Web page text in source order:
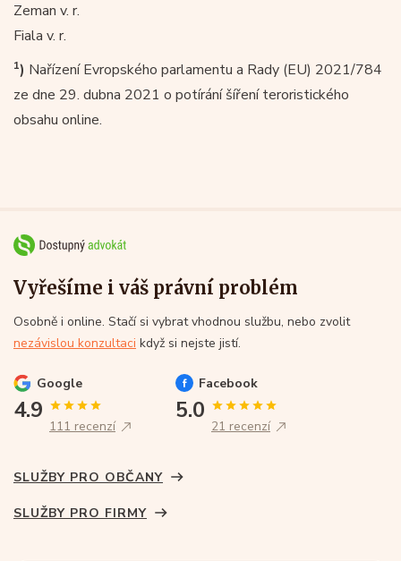
Zeman v. r.
Fiala v. r.
1) Nařízení Evropského parlamentu a Rady (EU) 2021/784
ze dne 29. dubna 2021 o potírání šíření teroristického
obsahu online.
Vyřešíme i váš právní problém
Osobně i online. Stačí si vybrat vhodnou službu, nebo zvolit
nezávislou konzultaci když si nejste jistí.
Google
4.9
111 recenzí
Facebook
5.0
21 recenzí
SLUŽBY PRO OBČANY
SLUŽBY PRO FIRMY